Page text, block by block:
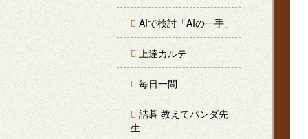
AIで検討「AIの一手」
上達カルテ
毎日一問
詰碁 教えてパンダ先
生